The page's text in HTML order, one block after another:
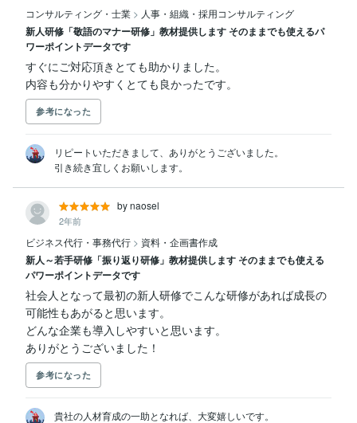
コンサルティング・士業 > 人事・組織・採用コンサルティング
新人研修「敬語のマナー研修」教材提供します そのままでも使えるパ
ワーポイントデータです
すぐにご対応頂きとても助かりました。
内容も分かりやすくとても良かったです。
参考になった
リピートいただきまして、ありがとうございました。
引き続き宜しくお願いします。
by naosel
2年前
ビジネス代行・事務代行 > 資料・企画書作成
新人～若手研修「振り返り研修」教材提供します そのままでも使える
パワーポイントデータです
社会人となって最初の新人研修でこんな研修があれば成長の
可能性もあがると思います。
どんな企業も導入しやすいと思います。
ありがとうございました！
参考になった
貴社の人材育成の一助となれば、大変嬉しいです。